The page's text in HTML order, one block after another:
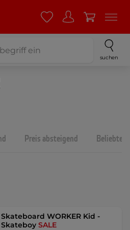
suchen
Preis absteigend
Skateboard WORKER Kid -
SkateboySALE